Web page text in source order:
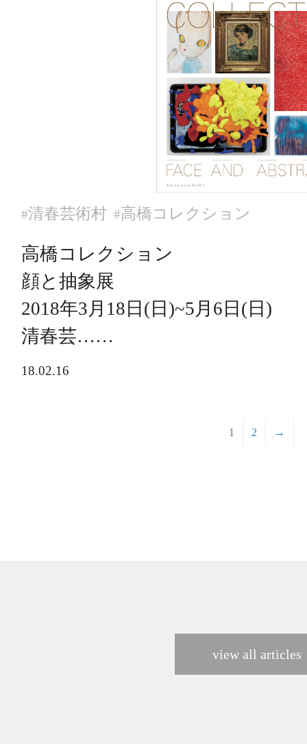
#清春芸術村 #高橋コレクション
高橋コレクション
顔と抽象展
2018年3月18日(日)~5月6日(日)
清春芸……
18.02.16
1 2 →
view all articles